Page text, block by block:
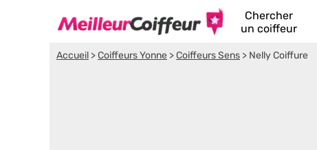
Chercher
un coiffeur
Accueil >Coiffeurs Yonne >Coiffeurs Sens > Nelly Coiffure